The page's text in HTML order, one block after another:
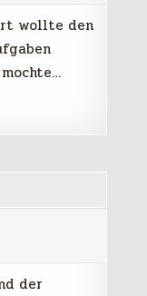
wollte den
der